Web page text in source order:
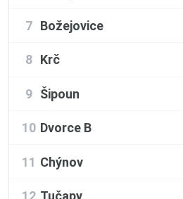
7 Božejovice
8 Krč
9 Šipoun
10 Dvorce B
11 Chýnov
12 Tučapy